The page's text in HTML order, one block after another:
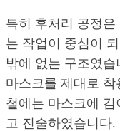
특히 후처리 공정
는 작업이 중심이
밖에 없는 구조였
마스크를 제대로
철에는 마스크에
고 진술하였습니다.